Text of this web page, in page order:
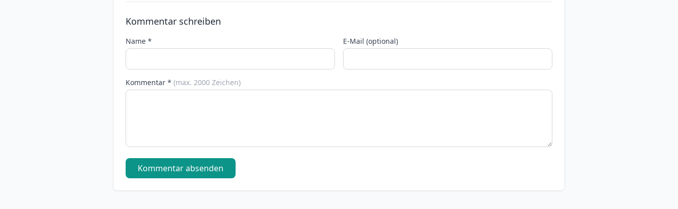
Kommentar schreiben
Name * E-Mail (optional)
Kommentar * (max. 2000 Zeichen)
Kommentar absenden